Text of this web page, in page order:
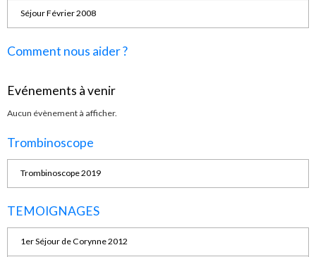
Séjour Février 2008
Comment nous aider ?
Evénements à venir
Aucun évènement à afficher.
Trombinoscope
Trombinoscope 2019
TEMOIGNAGES
1er Séjour de Corynne 2012